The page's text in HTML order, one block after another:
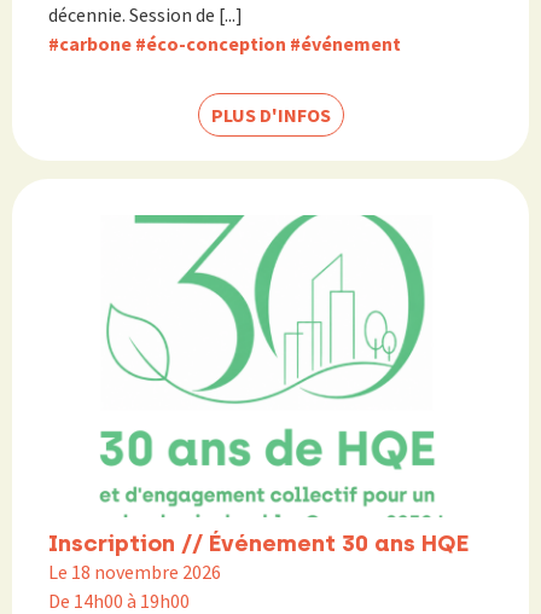
décennie. Session de [...]
#carbone #éco-conception #événement
PLUS D'INFOS
Inscription // Événement 30 ans HQE
Le 18 novembre 2026
De 14h00 à 19h00